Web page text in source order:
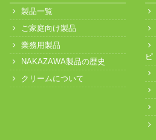
製品一覧
ご家庭向け製品
業務用製品
NAKAZAWA製品の歴史
クリームについて
ピ